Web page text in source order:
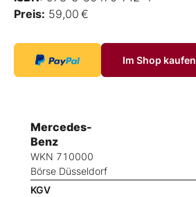
Preis: 59,00 €
Im Shop kaufen
Mercedes-
Benz
WKN 710000
Börse Düsseldorf
KGV